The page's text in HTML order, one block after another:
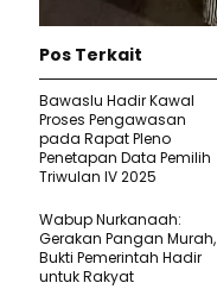
Pos Terkait
Bawaslu Hadir Kawal
Proses Pengawasan
pada Rapat Pleno
Penetapan Data Pemilih
Triwulan IV 2025
Wabup Nurkanaah:
Gerakan Pangan Murah,
Bukti Pemerintah Hadir
untuk Rakyat